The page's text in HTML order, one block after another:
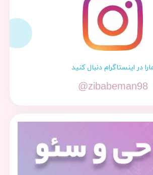
در اینستاگرام دنبال کنید
@zibabeman98